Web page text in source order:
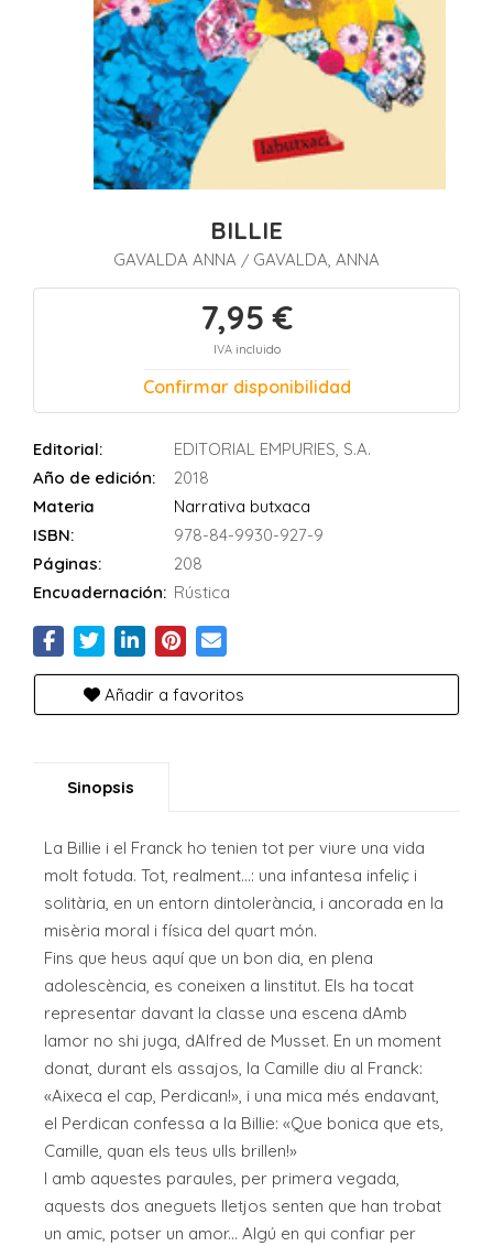
BILLIE
GAVALDA ANNA / GAVALDA, ANNA
7,95 €
IVA incluido
Confirmar disponibilidad
Editorial:
EDITORIAL EMPURIES, S.A.
Año de edición:
2018
Materia
Narrativa butxaca
ISBN:
978-84-9930-927-9
Páginas:
208
Encuadernación: Rústica
Añadir a favoritos
Sinopsis
La Billie i el Franck ho tenien tot per viure una vida
molt fotuda. Tot, realment...: una infan­tesa infeliç i
solitària, en un entorn dintolerància, i ancorada en la
misèria moral i física del quart món.
Fins que heus aquí que un bon dia, en plena
adolescència, es coneixen a linstitut. Els ha tocat
representar davant la classe una escena dAmb
lamor no shi juga, dAlfred de Musset. En un moment
donat, durant els assajos, la Ca­mille diu al Franck:
«Aixeca el cap, Perdican!», i una mica més endavant,
el Perdican confessa a la Billie: «Que bonica que ets,
Camille, quan els teus ulls brillen!»
I amb aquestes paraules, per primera vegada,
aquests dos aneguets lletjos senten que han trobat
un amic, potser un amor... Algú en qui confiar per